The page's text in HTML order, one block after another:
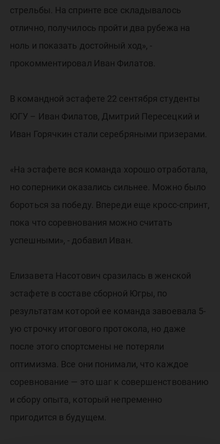
стрельбы. На спринте все складывалось
отлично, получилось пройти два рубежа на
ноль и показать достойный ход», -
прокомментировал Иван Филатов.
В командной эстафете 22 сентября студенты
ЮГУ – Иван Филатов, Дмитрий Пересецкий и
Иван Горячкин стали серебряными призерами.
«На эстафете вся команда хорошо отработала,
но соперники оказались сильнее. Можно было
бороться за победу. Впереди еще кросс-спринт,
пока что соревнования можно считать
успешными», - добавил Иван.
Елизавета Насотович сразилась в женской
эстафете в составе сборной Югры, по
результатам которой ее команда завоевала 5-
ую строчку итогового протокола, но даже
после этого спортсмены не потеряли
оптимизма. Все они понимали, что каждое
соревнование — это шаг к совершенствованию
и сбору опыта, который непременно
пригодится в будущем.